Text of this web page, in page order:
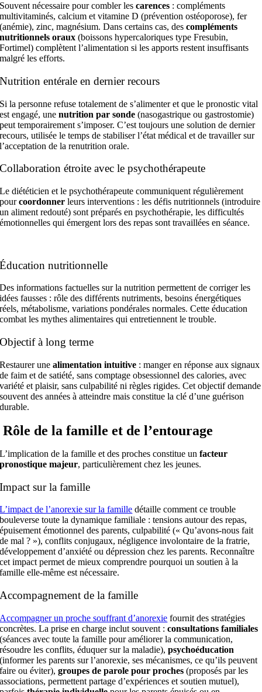
Souvent nécessaire pour combler lescarences : compléments
multivitaminés, calcium et vitamine D (prévention ostéoporose), fer
(anémie), zinc, magnésium. Dans certains cas, descompléments
nutritionnels oraux (boissons hypercaloriques type Fresubin,
Fortimel) complètent l’alimentation si les apports restent insuffisants
malgré les efforts.
Nutrition entérale en dernier recours
Si la personne refuse totalement de s’alimenter et que le pronostic vital
est engagé, unenutrition par sonde (nasogastrique ou gastrostomie)
peut temporairement s’imposer. C’est toujours une solution de dernier
recours, utilisée le temps de stabiliser l’état médical et de travailler sur
l’acceptation de la renutrition orale.
Collaboration étroite avec le psychothérapeute
Le diététicien et le psychothérapeute communiquent régulièrement
pourcoordonner leurs interventions : les défis nutritionnels (introduire
un aliment redouté) sont préparés en psychothérapie, les difficultés
émotionnelles qui émergent lors des repas sont travaillées en séance.
Éducation nutritionnelle
Des informations factuelles sur la nutrition permettent de corriger les
idées fausses : rôle des différents nutriments, besoins énergétiques
réels, métabolisme, variations pondérales normales. Cette éducation
combat les mythes alimentaires qui entretiennent le trouble.
Objectif à long terme
Restaurer unealimentation intuitive : manger en réponse aux signaux
de faim et de satiété, sans comptage obsessionnel des calories, avec
variété et plaisir, sans culpabilité ni règles rigides. Cet objectif demande
souvent des années à atteindre mais constitue la clé d’une guérison
durable.
Rôle de la famille et de l’entourage
L’implication de la famille et des proches constitue unfacteur
pronostique majeur, particulièrement chez les jeunes.
Impact sur la famille
L’impact de l’anorexie sur la famille détaille comment ce trouble
bouleverse toute la dynamique familiale : tensions autour des repas,
épuisement émotionnel des parents, culpabilité (« Qu’avons-nous fait
de mal ? »), conflits conjugaux, négligence involontaire de la fratrie,
développement d’anxiété ou dépression chez les parents. Reconnaître
cet impact permet de mieux comprendre pourquoi un soutien à la
famille elle-même est nécessaire.
Accompagnement de la famille
Accompagner un proche souffrant d’anorexie fournit des stratégies
concrètes. La prise en charge inclut souvent :consultations familiales
(séances avec toute la famille pour améliorer la communication,
résoudre les conflits, éduquer sur la maladie),psychoéducation
(informer les parents sur l’anorexie, ses mécanismes, ce qu’ils peuvent
faire ou éviter),groupes de parole pour proches (proposés par les
associations, permettent partage d’expériences et soutien mutuel),